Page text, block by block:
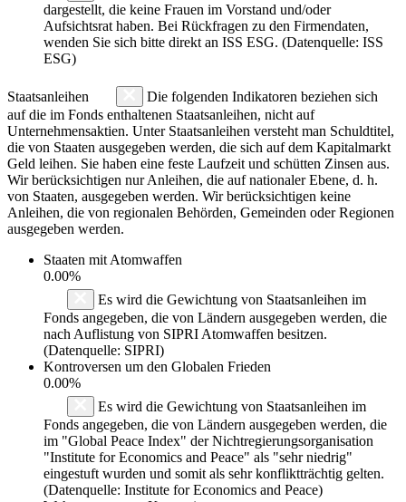
dargestellt, die keine Frauen im Vorstand und/oder
Aufsichtsrat haben. Bei Rückfragen zu den Firmendaten,
wenden Sie sich bitte direkt an ISS ESG. (Datenquelle: ISS
ESG)
Staatsanleihen
Die folgenden Indikatoren beziehen sich
auf die im Fonds enthaltenen Staatsanleihen, nicht auf
Unternehmensaktien. Unter Staatsanleihen versteht man Schuldtitel,
die von Staaten ausgegeben werden, die sich auf dem Kapitalmarkt
Geld leihen. Sie haben eine feste Laufzeit und schütten Zinsen aus.
Wir berücksichtigen nur Anleihen, die auf nationaler Ebene, d. h.
von Staaten, ausgegeben werden. Wir berücksichtigen keine
Anleihen, die von regionalen Behörden, Gemeinden oder Regionen
ausgegeben werden.
Staaten mit Atomwaffen
0.00%
Es wird die Gewichtung von Staatsanleihen im
Fonds angegeben, die von Ländern ausgegeben werden, die
nach Auflistung von SIPRI Atomwaffen besitzen.
(Datenquelle: SIPRI)
Kontroversen um den Globalen Frieden
0.00%
Es wird die Gewichtung von Staatsanleihen im
Fonds angegeben, die von Ländern ausgegeben werden, die
im "Global Peace Index" der Nichtregierungsorganisation
"Institute for Economics and Peace" als "sehr niedrig"
eingestuft wurden und somit als sehr konfliktträchtig gelten.
(Datenquelle: Institute for Economics and Peace)